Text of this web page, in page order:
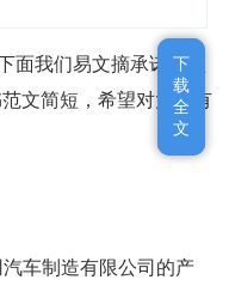
面我们易文摘承诺书频
文简短，希望对大家有
车制造有限公司的产
下
载
全
文
下
载
全
文